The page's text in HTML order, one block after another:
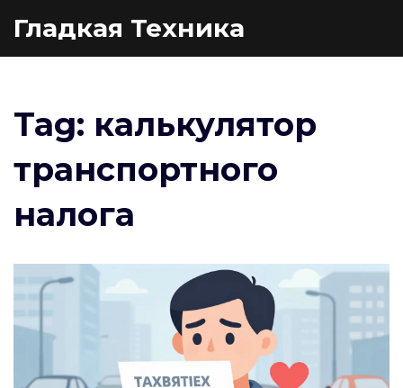
Гладкая Техника
Tag: калькулятор
транспортного
налога